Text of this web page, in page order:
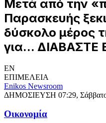
Μετά από την
Παρασκευής
δύσκολο μέρος
για... ΔΙΑΒΑΣΤΕ
EN
ΕΠΙΜΕΛΕΙΑ
Enikos Newsroom
ΔΗΜΟΣΙΕΥΣΗ 07:29,
Oικονομία